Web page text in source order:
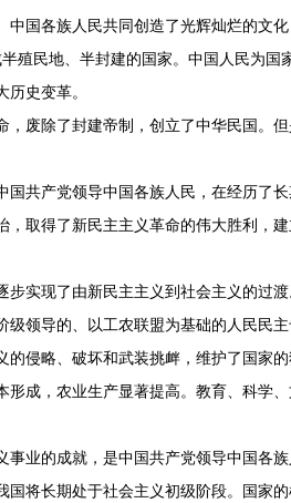
国各族人民共同创造了光辉灿烂的文化
民地、半封建的国家。中国人民为国
史变革。
废除了封建帝制，创立了中华民国。
共产党领导中国各族人民，在经历了
，取得了新民主主义革命的伟大胜利，
实现了由新民主主义到社会主义的过
级领导的、以工农联盟为基础的人民民
的侵略、破坏和武装挑衅，维护了国家
形成，农业生产显著提高。教育、科学
业的成就，是中国共产党领导中国各
国将长期处于社会主义初级阶段。国家